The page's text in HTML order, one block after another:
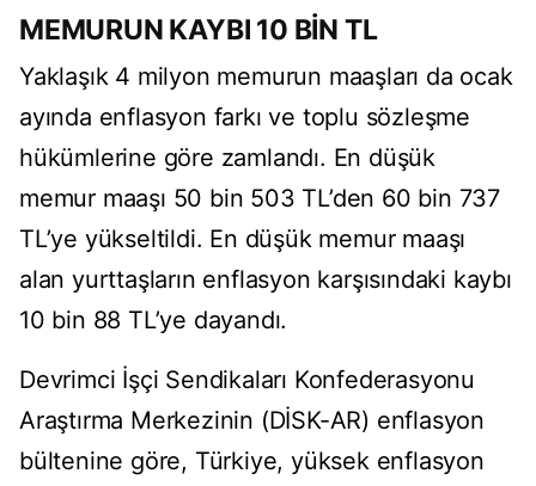
MEMURUN KAYBI 10 BİN TL
Yaklaşık 4 milyon memurun maaşları da ocak
ayında enflasyon farkı ve toplu sözleşme
hükümlerine göre zamlandı. En düşük
memur maaşı 50 bin 503 TL’den 60 bin 737
TL’ye yükseltildi. En düşük memur maaşı
alan yurttaşların enflasyon karşısındaki kaybı
10 bin 88 TL’ye dayandı.
Devrimci İşçi Sendikaları Konfederasyonu
Araştırma Merkezinin (DİSK-AR) enflasyon
bültenine göre, Türkiye, yüksek enflasyon